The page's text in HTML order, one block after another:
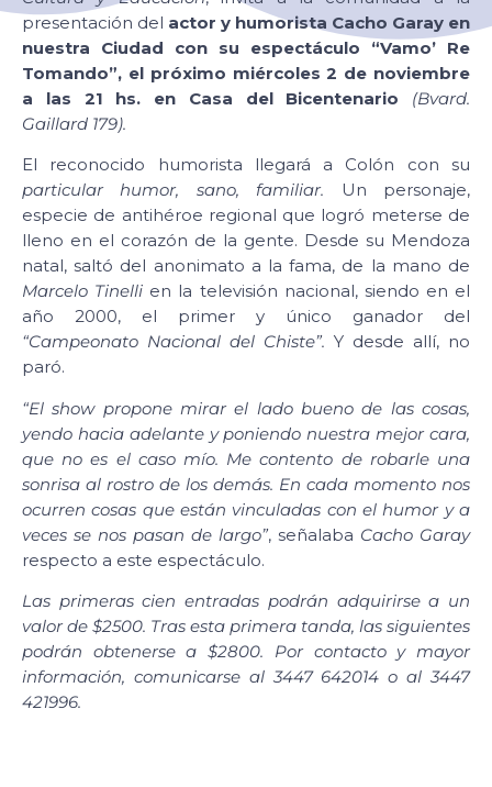
presentación del actor y humorista Cacho Garay en
nuestra Ciudad con su espectáculo “Vamo’ Re
Tomando”, el próximo miércoles 2 de noviembre
a las 21 hs. en Casa del Bicentenario (Bvard.
Gaillard 179).
El reconocido humorista llegará a Colón con su
particular humor, sano, familiar. Un personaje,
especie de antihéroe regional que logró meterse de
lleno en el corazón de la gente. Desde su Mendoza
natal, saltó del anonimato a la fama, de la mano de
Marcelo Tinelli en la televisión nacional, siendo en el
año 2000, el primer y único ganador del
“Campeonato Nacional del Chiste”. Y desde allí, no
paró.
“El show propone mirar el lado bueno de las cosas,
yendo hacia adelante y poniendo nuestra mejor cara,
que no es el caso mío. Me contento de robarle una
sonrisa al rostro de los demás. En cada momento nos
ocurren cosas que están vinculadas con el humor y a
veces se nos pasan de largo”, señalaba Cacho Garay
respecto a este espectáculo.
Las primeras cien entradas podrán adquirirse a un
valor de $2500. Tras esta primera tanda, las siguientes
podrán obtenerse a $2800. Por contacto y mayor
información, comunicarse al 3447 642014 o al 3447
421996.